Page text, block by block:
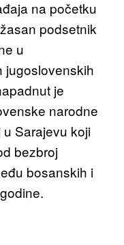
na početku
podsetnik
u
jugoslovenskih
je
narodne
Sarajevu koji
bezbroj
bosanskih i